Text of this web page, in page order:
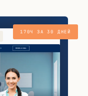
170Ч ЗА 30 ДНЕЙ